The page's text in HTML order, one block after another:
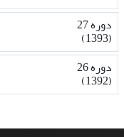
دوره 27
(1393)
دوره 26
(1392)